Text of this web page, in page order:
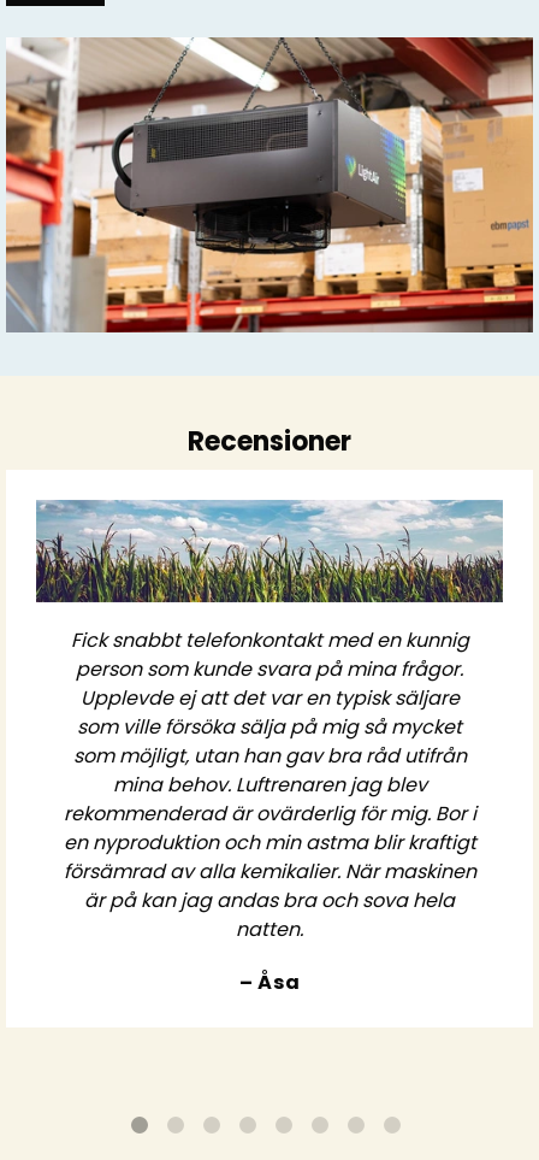
Recensioner
Fick snabbt telefonkontakt med en kunnig
person som kunde svara på mina frågor.
Upplevde ej att det var en typisk säljare
som ville försöka sälja på mig så mycket
som möjligt, utan han gav bra råd utifrån
mina behov. Luftrenaren jag blev
rekommenderad är ovärderlig för mig. Bor i
en nyproduktion och min astma blir kraftigt
försämrad av alla kemikalier. När maskinen
är på kan jag andas bra och sova hela
natten.
– Åsa